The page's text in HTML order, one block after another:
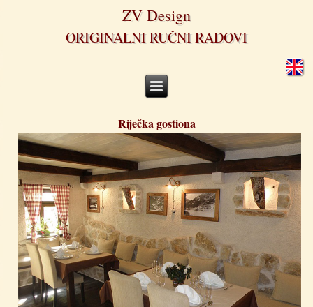
ZV Design
ORIGINALNI RUČNI RADOVI
Riječka gostiona